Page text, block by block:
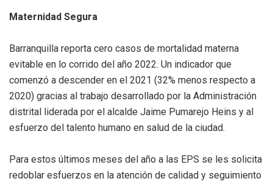
Maternidad Segura
Barranquilla reporta cero casos de mortalidad materna
evitable en lo corrido del año 2022. Un indicador que
comenzó a descender en el 2021 (32% menos respecto a
2020) gracias al trabajo desarrollado por la Administración
distrital liderada por el alcalde Jaime Pumarejo Heins y al
esfuerzo del talento humano en salud de la ciudad.
Para estos últimos meses del año a las EPS se les solicita
redoblar esfuerzos en la atención de calidad y seguimiento